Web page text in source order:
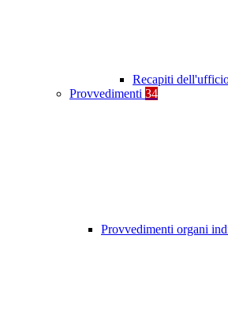
Recapiti
Provvedimenti 34
Provvedimenti organi